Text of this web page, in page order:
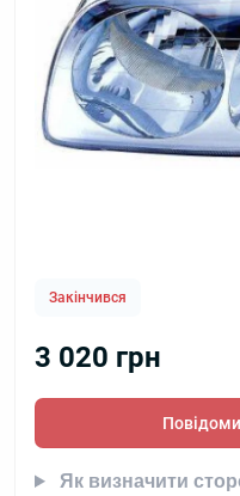
Закінчився
3 020 грн
Як визначити